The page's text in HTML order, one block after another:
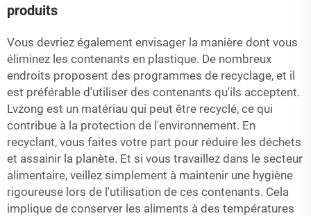
produits
Vous devriez également envisager la manière dont vous
éliminez les contenants en plastique. De nombreux
endroits proposent des programmes de recyclage, et il
est préférable d'utiliser des contenants qu'ils acceptent.
Lvzong est un matériau qui peut être recyclé, ce qui
contribue à la protection de l'environnement. En
recyclant, vous faites votre part pour réduire les déchets
et assainir la planète. Et si vous travaillez dans le secteur
alimentaire, veillez simplement à maintenir une hygiène
rigoureuse lors de l'utilisation de ces contenants. Cela
implique de conserver les aliments à des températures